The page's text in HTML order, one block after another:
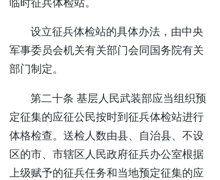
设立征兵体检站的具体办法，由中央
军事委员会机关有关部门会同国务院有关
部门制定。
第二十条 基层人民武装部应当组织预
定征集的应征公民按时到征兵体检站进行
体格检查。送检人数由县、自治县、不设
区的市、市辖区人民政府征兵办公室根据
上级赋予的征兵任务和当地预定征集的应